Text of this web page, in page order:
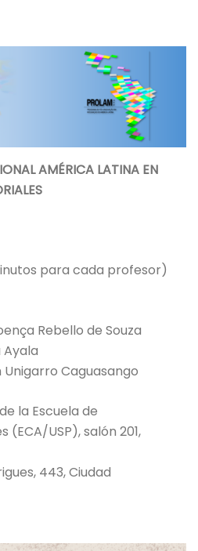
AMÉRICA LATINA EN
para cada profesor)
Rebello de Souza
Ayala
Unigarro Caguasango
la Escuela de
USP), salón 201,
443, Ciudad